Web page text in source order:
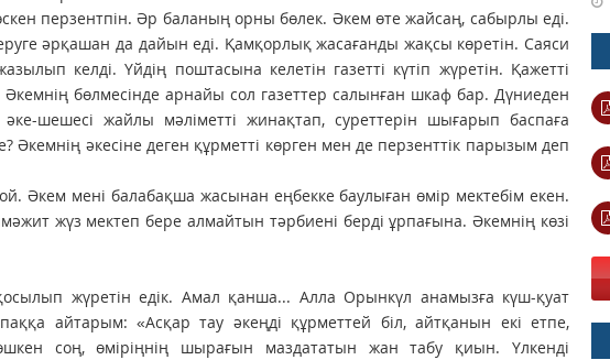
перзентпін. Әр баланың орны бөлек. Әкем өте жайсаң, сабырлы еді.
әрқашан да дайын еді. Қамқорлық жасағанды жақсы көретін. Саяси
келді. Үйдің поштасына келетін газетті күтіп жүретін. Қажетті
бөлмесінде арнайы сол газеттер салынған шкаф бар. Дүниеден
шешесі жайлы мәліметті жинақтап, суреттерін шығарып баспаға
Әкемнің әкесіне деген құрметті көрген мен де перзенттік парызым деп
Әкем мені балабақша жасынан еңбекке баулыған өмір мектебім екен.
жүз мектеп бере алмайтын тәрбиені берді ұрпағына. Әкемнің көзі
жүретін едік. Амал қанша... Алла Орынкүл анамызға күш-қуат
айтарым: «Асқар тау әкеңді құрметтей біл, айтқанын екі етпе,
соң, өміріңнің шырағын маздататын жан табу қиын. Үлкенді